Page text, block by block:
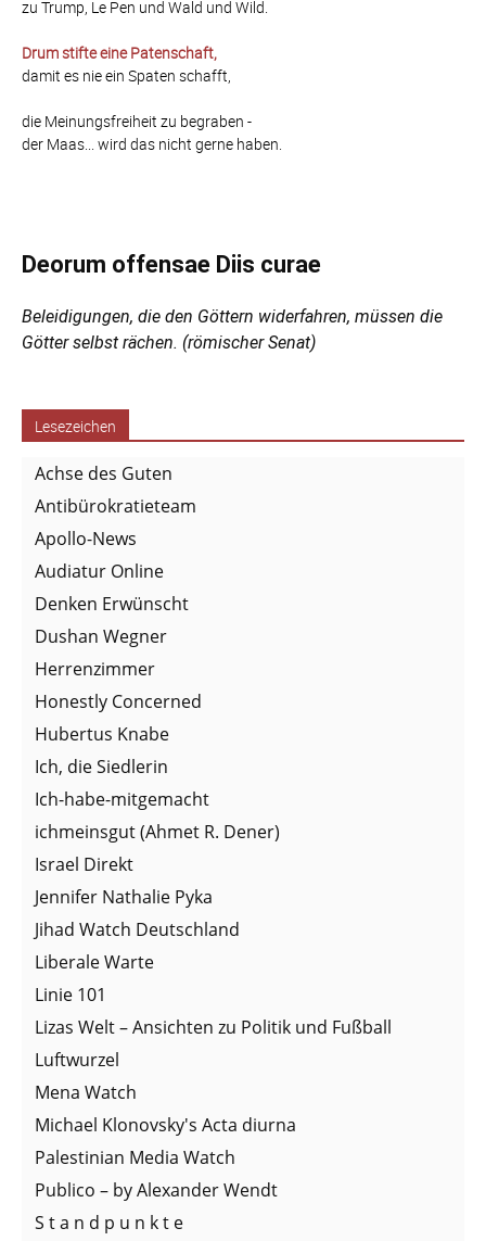
zu Trump, Le Pen und Wald und Wild.
Drum stifte eine Patenschaft,
damit es nie ein Spaten schafft,
die Meinungsfreiheit zu begraben -
der Maas... wird das nicht gerne haben.
Deorum offensae Diis curae
Beleidigungen, die den Göttern widerfahren, müssen die
Götter selbst rächen. (römischer Senat)
Lesezeichen
Achse des Guten
Antibürokratieteam
Apollo-News
Audiatur Online
Denken Erwünscht
Dushan Wegner
Herrenzimmer
Honestly Concerned
Hubertus Knabe
Ich, die Siedlerin
Ich-habe-mitgemacht
ichmeinsgut (Ahmet R. Dener)
Israel Direkt
Jennifer Nathalie Pyka
Jihad Watch Deutschland
Liberale Warte
Linie 101
Lizas Welt – Ansichten zu Politik und Fußball
Luftwurzel
Mena Watch
Michael Klonovsky's Acta diurna
Palestinian Media Watch
Publico – by Alexander Wendt
S t a n d p u n k t e